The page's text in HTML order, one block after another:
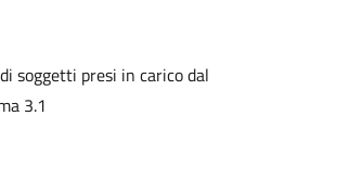
soggetti presi in carico dal
3.1